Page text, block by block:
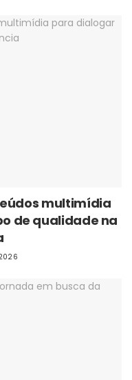
multimídia
de qualidade na